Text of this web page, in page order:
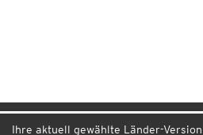
Ihre aktuell gewählte Länder-Version